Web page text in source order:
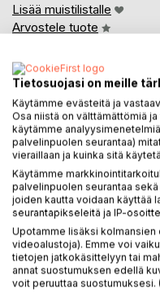
Lisää muistilistalle
Arvostele tuote
KUVAUS
Tietokirjailijan koottuja
oli tamperelainen
elämän mittaan myös
eri yhteyksissä
mukana on myös joukko
runoja.
Tietosuojasi on meille
Käytämme evästeitä ja
Osa niistä on välttämättömiä
käytämme
palvelinpuolen seurantaa)
vieraillaan ja kuinka sitä
Käytämme
palvelinpuolen seurantaa
joiden kautta voidaan käyttää
seurantapikseleitä ja IP-
Upotamme lisäksi
videoalustoja). Emme voi
tietojen jatkokäsittelyyn tai
annat suostumuksen edellä
voit peruuttaa suostumuksesi.